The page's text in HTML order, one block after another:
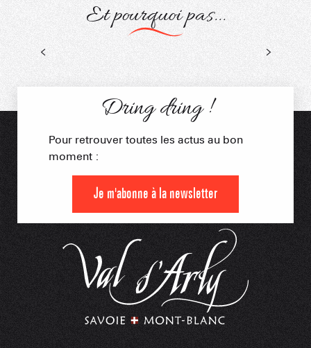
Et pourquoi pas...
Dring dring !
Pour retrouver toutes les actus au bon
moment :
Je m'abonne à la newsletter